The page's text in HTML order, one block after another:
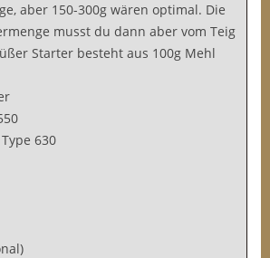
aber 150-300g wären optimal. Die
musst du dann aber vom Teig
Starter besteht aus 100g Mehl
630